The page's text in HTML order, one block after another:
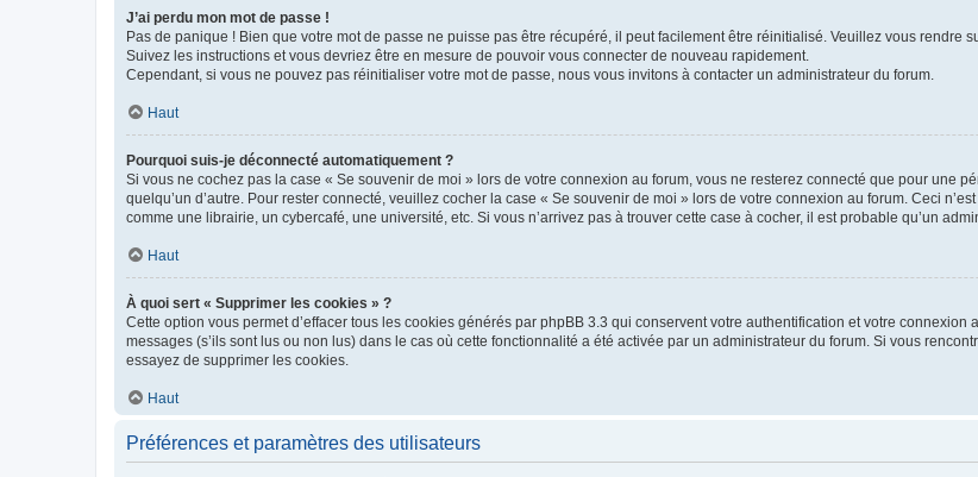
J’ai perdu mon mot de passe !
Pas de panique ! Bien que votre mot de passe ne puisse pas être récupéré, il peut facilement être réinitialisé. Veuillez vous rendre
Suivez les instructions et vous devriez être en mesure de pouvoir vous connecter de nouveau rapidement.
Cependant, si vous ne pouvez pas réinitialiser votre mot de passe, nous vous invitons à contacter un administrateur du forum.
Haut
Pourquoi suis-je déconnecté automatiquement ?
Si vous ne cochez pas la case « Se souvenir de moi » lors de votre connexion au forum, vous ne resterez connecté que pour une
quelqu’un d’autre. Pour rester connecté, veuillez cocher la case « Se souvenir de moi » lors de votre connexion au forum. Ceci
comme une librairie, un cybercafé, une université, etc. Si vous n’arrivez pas à trouver cette case à cocher, il est probable qu’un
Haut
À quoi sert « Supprimer les cookies » ?
Cette option vous permet d’effacer tous les cookies générés par phpBB 3.3 qui conservent votre authentification et votre
messages (s’ils sont lus ou non lus) dans le cas où cette fonctionnalité a été activée par un administrateur du forum. Si vous
essayez de supprimer les cookies.
Haut
Préférences et paramètres des utilisateurs